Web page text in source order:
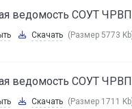
ведомость СОУТ
Скачать (Размер 5773
ведомость СОУТ
Скачать (Размер 1711